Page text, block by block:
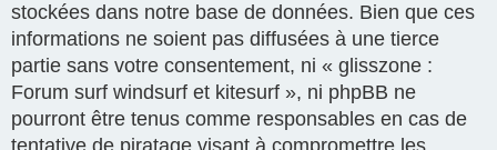
stockées dans notre base de données. Bien que ces
informations ne soient pas diffusées à une tierce
partie sans votre consentement, ni « glisszone :
Forum surf windsurf et kitesurf », ni phpBB ne
pourront être tenus comme responsables en cas de